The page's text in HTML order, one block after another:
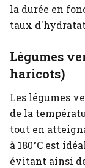
la durée en
taux
Légumes
haricots)
Les légumes
de la
tout en
à 180°C est
évitant ainsi